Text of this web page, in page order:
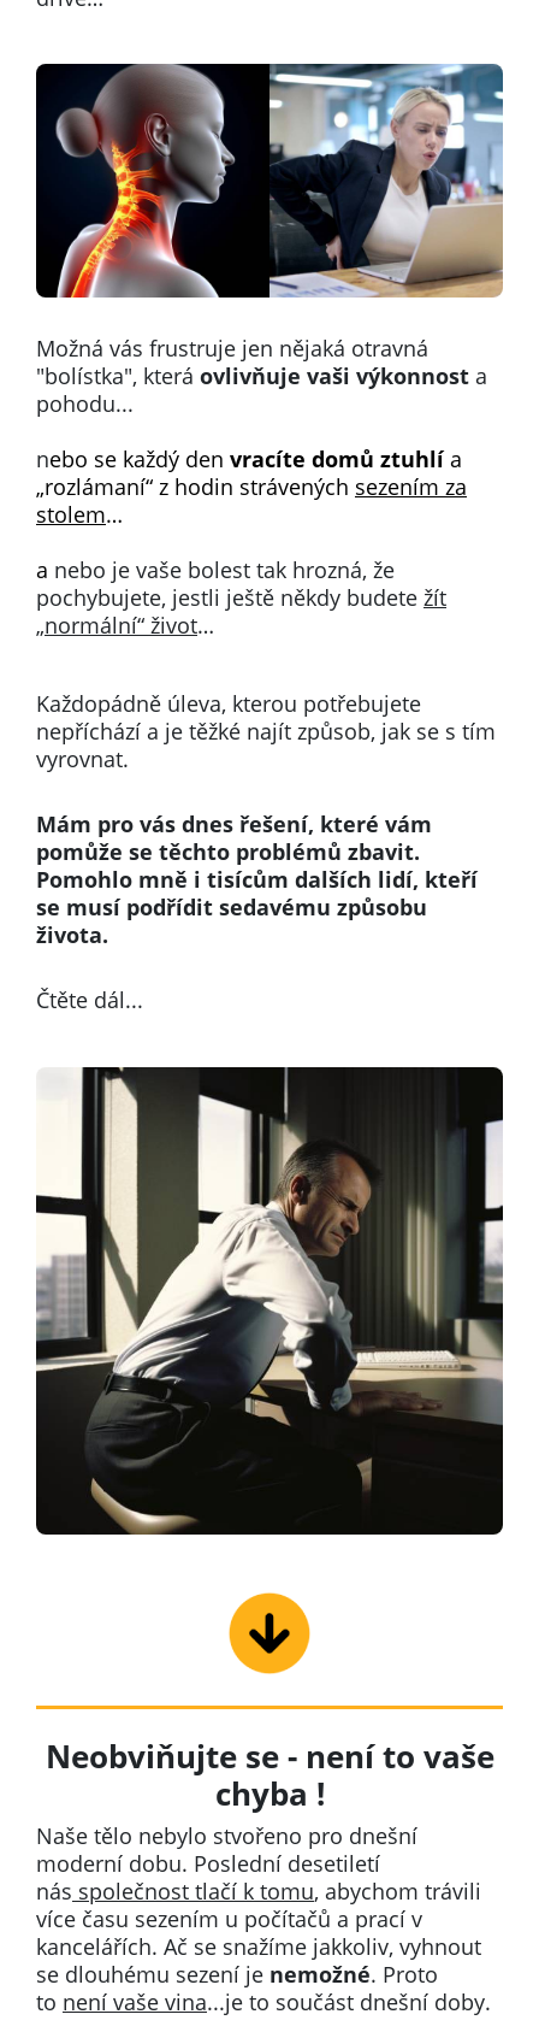
Možná vás frustruje jen nějaká otravná
"bolístka", která ovlivňuje vaši výkonnost a
pohodu...
nebo se každý den vracíte domů ztuhlía
„rozlámaní“ z hodin strávených sezením za
stolem…
a nebo je vaše bolest tak hrozná, že
pochybujete, jestli ještě někdy budete žít
„normální“ život…
Každopádně úleva, kterou potřebujete
nepříchází a je těžké najít způsob, jak se s tím
vyrovnat.
Mám pro vás dnes řešení, které vám
pomůže se těchto problémů zbavit.
Pomohlo mně i tisícům dalších lidí, kteří
se musí podřídit sedavému způsobu
života.
Čtěte dál...
Neobviňujte se - není to vaše
chyba !
Naše tělo nebylo stvořeno pro dnešní
moderní dobu. Poslední desetiletí
nás společnost tlačí k tomu, abychom trávili
více času sezením u počítačů a prací v
kancelářích. Ač se snažíme jakkoliv, vyhnout
se dlouhému sezení je nemožné. Proto
to není vaše vina...je to součást dnešní doby.